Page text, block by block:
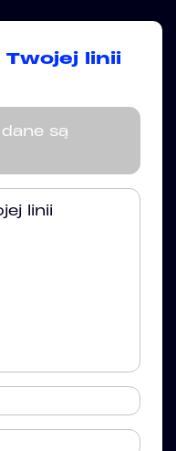
Twojej linii
są